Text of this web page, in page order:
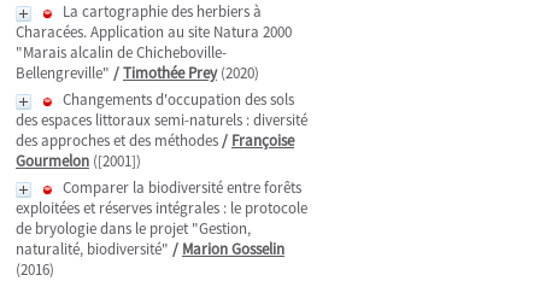
La cartographie des herbiers à
Characées. Application au site Natura 2000
"Marais alcalin de Chicheboville-
Bellengreville" /Timothée Prey(2020)
Changements d'occupation des sols
des espaces littoraux semi-naturels : diversité
des approches et des méthodes/ Françoise
Gourmelon ([2001])
Comparer la biodiversité entre forêts
exploitées et réserves intégrales : le protocole
de bryologie dans le projet "Gestion,
naturalité, biodiversité" / Marion Gosselin
(2016)